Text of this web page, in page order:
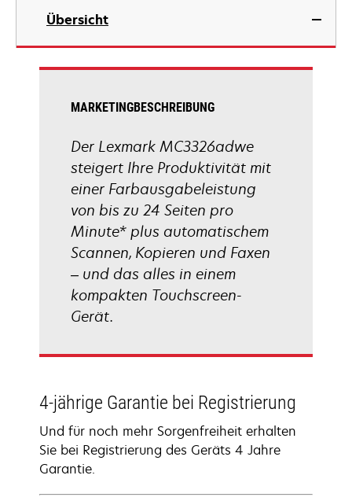
einer
neuen
Registerkarte
Übersicht
MARKETINGBESCHREIBUNG
Der Lexmark MC3326adwe
steigert Ihre Produktivität mit
einer Farbausgabeleistung
von bis zu 24 Seiten pro
Minute* plus automatischem
Scannen, Kopieren und Faxen
– und das alles in einem
kompakten Touchscreen-
Gerät.
4-jährige Garantie bei Registrierung
Und für noch mehr Sorgenfreiheit erhalten
Sie bei Registrierung des Geräts 4 Jahre
Garantie.